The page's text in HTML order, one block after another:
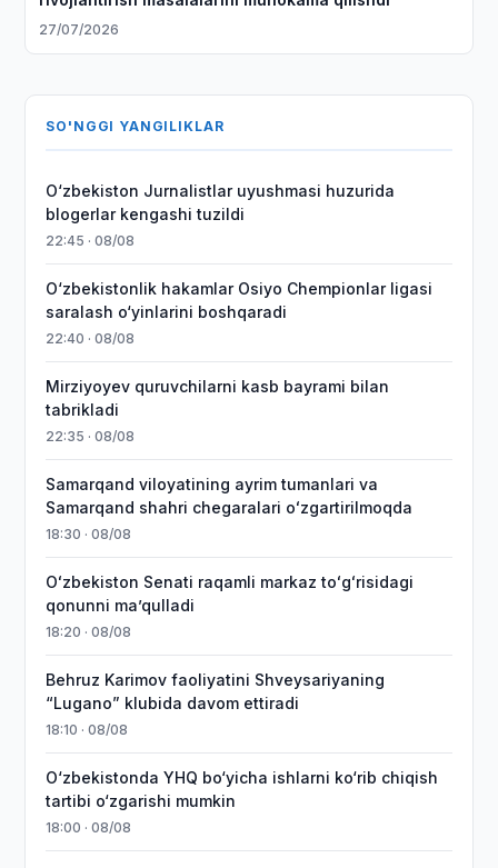
27/07/2026
SO'NGGI YANGILIKLAR
O‘zbekiston Jurnalistlar uyushmasi huzurida
blogerlar kengashi tuzildi
22:45 · 08/08
O‘zbekistonlik hakamlar Osiyo Chempionlar ligasi
saralash o‘yinlarini boshqaradi
22:40 · 08/08
Mirziyoyev quruvchilarni kasb bayrami bilan
tabrikladi
22:35 · 08/08
Samarqand viloyatining ayrim tumanlari va
Samarqand shahri chegaralari oʻzgartirilmoqda
18:30 · 08/08
Oʻzbekiston Senati raqamli markaz toʻgʻrisidagi
qonunni maʼqulladi
18:20 · 08/08
Behruz Karimov faoliyatini Shveysariyaning
“Lugano” klubida davom ettiradi
18:10 · 08/08
O‘zbekistonda YHQ bo‘yicha ishlarni ko‘rib chiqish
tartibi o‘zgarishi mumkin
18:00 · 08/08